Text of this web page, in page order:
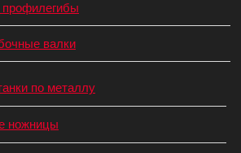
валки
по металлу
ножницы